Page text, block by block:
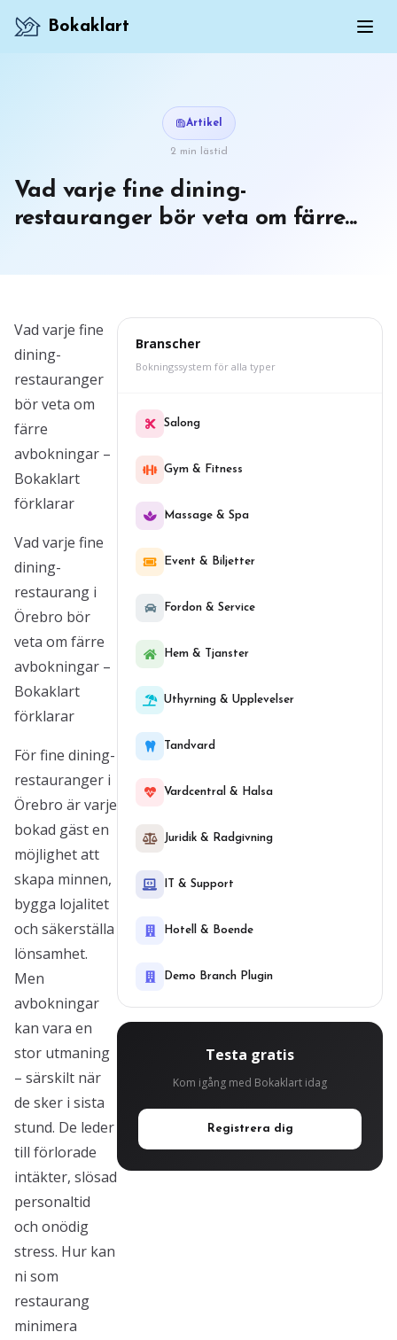
Bokaklart
Artikel
2 min lästid
Vad varje fine dining-
restauranger bör veta om färre...
Vad varje fine
dining-
restauranger
bör veta om
färre
avbokningar –
Bokaklart
förklarar
Vad varje fine
dining-
restaurang i
Örebro bör
veta om färre
avbokningar –
Bokaklart
förklarar
För fine dining-
restauranger i
Örebro är varje
bokad gäst en
möjlighet att
skapa minnen,
bygga lojalitet
och säkerställa
lönsamhet.
Men
avbokningar
kan vara en
stor utmaning
– särskilt när
de sker i sista
stund. De leder
till förlorade
intäkter, slösad
personaltid
och onödig
stress. Hur kan
ni som
restaurang
minimera
Branscher
Bokningssystem för alla typer
Salong
Gym & Fitness
Massage & Spa
Event & Biljetter
Fordon & Service
Hem & Tjanster
Uthyrning & Upplevelser
Tandvard
Vardcentral & Halsa
Juridik & Radgivning
IT & Support
Hotell & Boende
Demo Branch Plugin
Testa gratis
Kom igång med Bokaklart idag
Registrera dig